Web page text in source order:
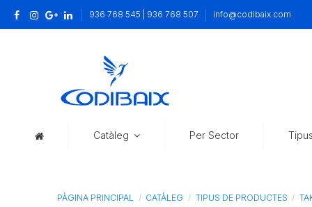
936 768 545 | 936 768 507 info@codibaix.com
Catàleg Per Sector
PÀGINA PRINCIPAL CATÀLEG TIPUS DE PRODUCTES